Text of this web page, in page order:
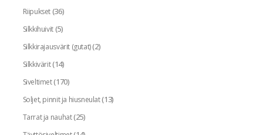
Riipukset(36)
Silkkihuivit(5)
Silkkirajausvärit (gutat)(2)
Silkkivärit(14)
Siveltimet(170)
Soljet, pinnit ja hiusneulat(13)
Tarrat ja nauhat(25)